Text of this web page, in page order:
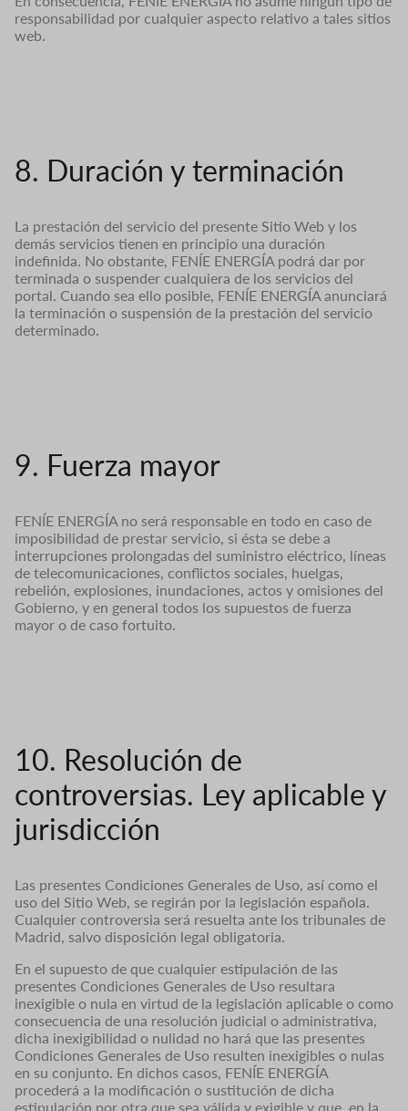
responsabilidad por cualquier aspecto relativo a tales sitios
web.
8. Duración y terminación
La prestación del servicio del presente Sitio Web y los
demás servicios tienen en principio una duración
indefinida. No obstante, FENÍE ENERGÍA podrá dar por
terminada o suspender cualquiera de los servicios del
portal. Cuando sea ello posible, FENÍE ENERGÍA anunciará
la terminación o suspensión de la prestación del servicio
determinado.
9. Fuerza mayor
FENÍE ENERGÍA no será responsable en todo en caso de
imposibilidad de prestar servicio, si ésta se debe a
interrupciones prolongadas del suministro eléctrico, líneas
de telecomunicaciones, conflictos sociales, huelgas,
rebelión, explosiones, inundaciones, actos y omisiones del
Gobierno, y en general todos los supuestos de fuerza
mayor o de caso fortuito.
10. Resolución de
controversias. Ley aplicable y
jurisdicción
Las presentes Condiciones Generales de Uso, así como el
uso del Sitio Web, se regirán por la legislación española.
Cualquier controversia será resuelta ante los tribunales de
Madrid, salvo disposición legal obligatoria.
En el supuesto de que cualquier estipulación de las
presentes Condiciones Generales de Uso resultara
inexigible o nula en virtud de la legislación aplicable o como
consecuencia de una resolución judicial o administrativa,
dicha inexigibilidad o nulidad no hará que las presentes
Condiciones Generales de Uso resulten inexigibles o nulas
en su conjunto. En dichos casos, FENÍE ENERGÍA
procederá a la modificación o sustitución de dicha
estipulación por otra que sea válida y exigible y que, en la